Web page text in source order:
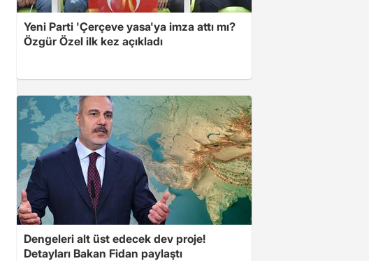
Yeni Parti 'Çerçeve yasa'ya imza attı mı?
Özgür Özel ilk kez açıkladı
Dengeleri alt üst edecek dev proje!
Detayları Bakan Fidan paylaştı